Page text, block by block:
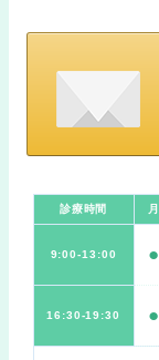
診療時間 月
9:00-13:00 ●
16:30-19:30 ●